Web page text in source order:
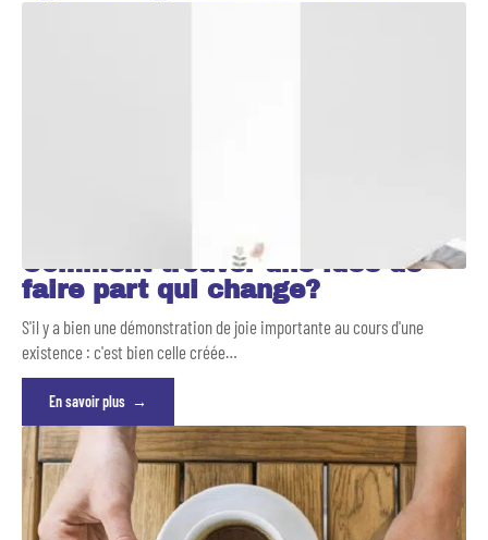
Comment trouver une idée de
faire part qui change?
S'il y a bien une démonstration de joie importante au cours d'une
existence : c'est bien celle créée…
En savoir plus